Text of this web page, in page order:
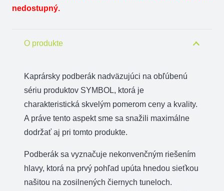
nedostupný.
O produkte
Kaprársky podberák nadväzujúci na obľúbenú
sériu produktov SYMBOL, ktorá je
charakteristická skvelým pomerom ceny a kvality.
A práve tento aspekt sme sa snažili maximálne
dodržať aj pri tomto produkte.
Podberák sa vyznačuje nekonvenčným riešením
hlavy, ktorá na prvý pohľad upúta hnedou sieťkou
našitou na zosilnených čiernych tuneloch.